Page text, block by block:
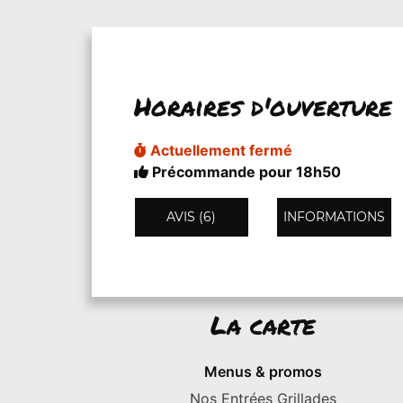
Horaires d'ouverture
Actuellement fermé
Précommande pour 18h50
AVIS (6) INFORMATIONS
La carte
Menus & promos
Nos Entrées Grillades